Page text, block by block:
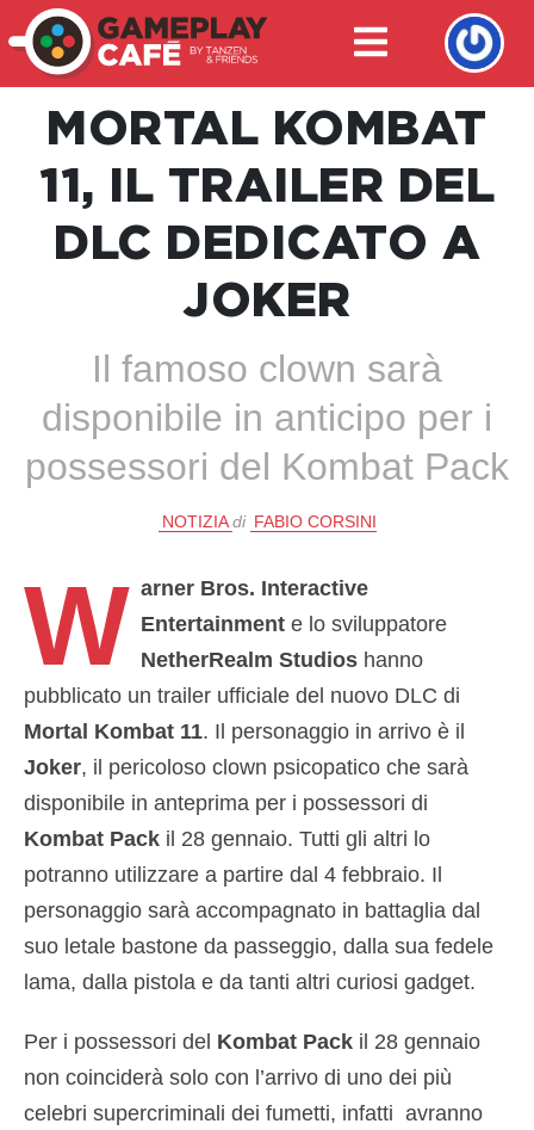
MORTAL KOMBAT
11, IL TRAILER DEL
DLC DEDICATO A
JOKER
Il famoso clown sarà
disponibile in anticipo per i
possessori del Kombat Pack
NOTIZIA di FABIO CORSINI
W arner Bros. Interactive
Entertainment e lo sviluppatore
NetherRealm Studios hanno
pubblicato un trailer ufficiale del nuovo DLC di
Mortal Kombat 11. Il personaggio in arrivo è il
Joker, il pericoloso clown psicopatico che sarà
disponibile in anteprima per i possessori di
Kombat Pack il 28 gennaio. Tutti gli altri lo
potranno utilizzare a partire dal 4 febbraio. Il
personaggio sarà accompagnato in battaglia dal
suo letale bastone da passeggio, dalla sua fedele
lama, dalla pistola e da tanti altri curiosi gadget.
Per i possessori del Kombat Pack il 28 gennaio
non coinciderà solo con l’arrivo di uno dei più
celebri supercriminali dei fumetti, infatti avranno